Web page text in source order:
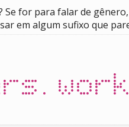
for para falar de
em algum sufixo que